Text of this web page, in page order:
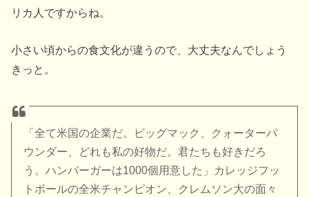
リカ人ですからね。
小さい頃からの食文化が違うので、大丈夫なんでしょう
きっと。
「全て米国の企業だ。ビッグマック、クォーターパ
ウンダー、どれも私の好物だ。君たちも好きだろ
う。ハンバーガーは1000個用意した」カレッジフッ
トボールの全米チャンピオン、クレムソン大の面々